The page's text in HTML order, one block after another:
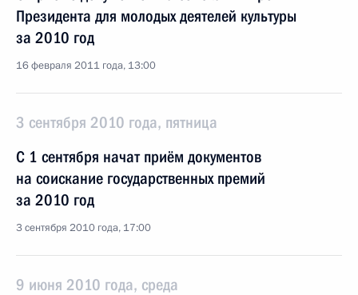
Президента для молодых деятелей культуры
за 2010 год
16 февраля 2011 года, 13:00
3 сентября 2010 года, пятница
С 1 сентября начат приём документов
на соискание государственных премий
за 2010 год
3 сентября 2010 года, 17:00
9 июня 2010 года, среда